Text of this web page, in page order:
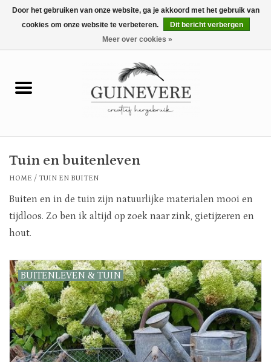
0 Artikelen - €0,00
Meubels
Tuin en buiten
Keuken
Mode
Uitverkocht
Nieuw
Zomer
Tuin en buitenleven
HOME / TUIN EN BUITEN
Buiten en in de tuin zijn natuurlijke materialen mooi en
tijdloos. Zo ben ik altijd op zoek naar zink, gietijzeren en
hout.
BUITENLEVEN & TUIN
Door het gebruiken van onze website, ga je akkoord met het gebruik van
cookies om onze website te verbeteren.
Dit bericht verbergen
Meer over cookies »